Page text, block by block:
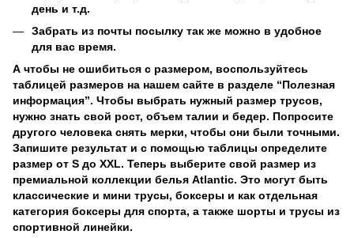
день и т.д.
Забрать из почты посылку так же можно в удобное
для вас время.
А чтобы не ошибиться с размером, воспользуйтесь
таблицей размеров на нашем сайте в разделе “Полезная
информация”. Чтобы выбрать нужный размер трусов,
нужно знать свой рост, объем талии и бедер. Попросите
другого человека снять мерки, чтобы они были точными.
Запишите результат и с помощью таблицы определите
размер от S до XXL. Теперь выберите свой размер из
премиальной коллекции белья Atlantic. Это могут быть
классические и мини трусы, боксеры и как отдельная
категория боксеры для спорта, а также шорты и трусы из
спортивной линейки.